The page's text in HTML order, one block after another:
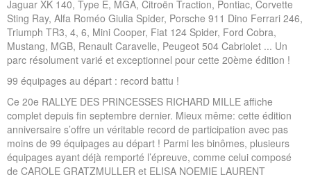
Jaguar XK 140, Type E, MGA, Citroën Traction, Pontiac, Corvette
Sting Ray, Alfa Roméo Giulia Spider, Porsche 911 Dino Ferrari 246,
Triumph TR3, 4, 6, Mini Cooper, Fiat 124 Spider, Ford Cobra,
Mustang, MGB, Renault Caravelle, Peugeot 504 Cabriolet ... Un
parc résolument varié et exceptionnel pour cette 20ème édition !
99 équipages au départ : record battu !
Ce 20e RALLYE DES PRINCESSES RICHARD MILLE affiche
complet depuis fin septembre dernier. Mieux même: cette édition
anniversaire s’offre un véritable record de participation avec pas
moins de 99 équipages au départ ! Parmi les binômes, plusieurs
équipages ayant déjà remporté l’épreuve, comme celui composé
de CAROLE GRATZMULLER et ELISA NOEMIE LAURENT